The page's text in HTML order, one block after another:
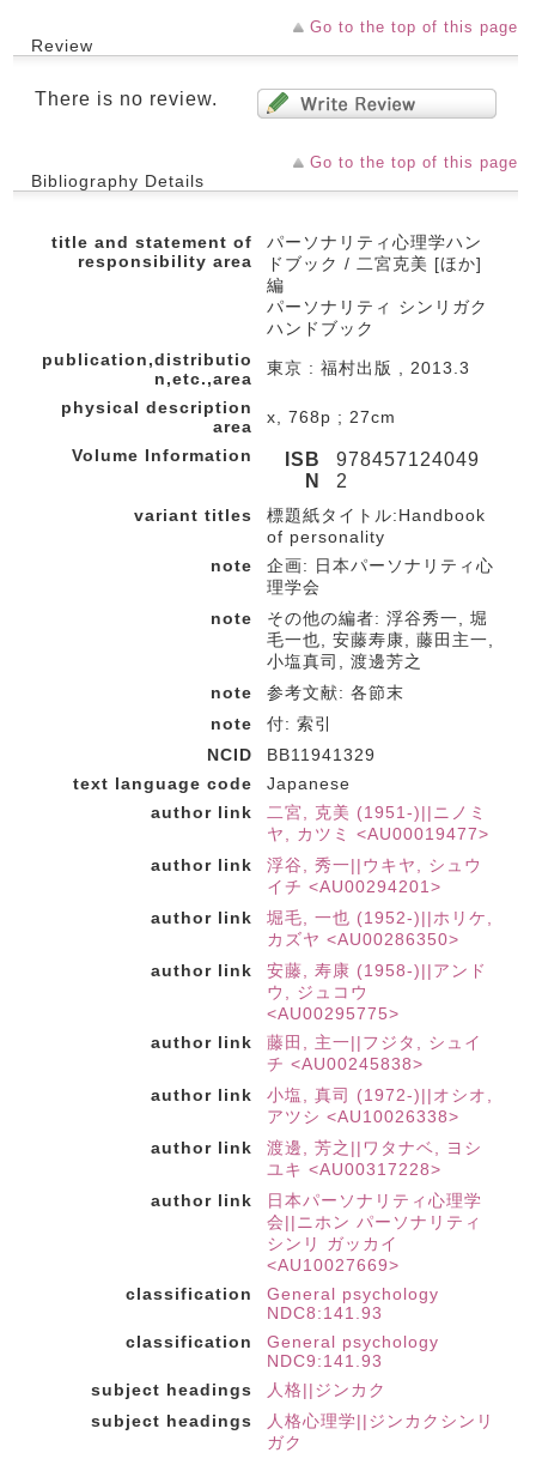
Go to the top of this page
Review
There is no review.
Go to the top of this page
Bibliography Details
title and statement of
responsibility area
パーソナリティ心理学ハン
ドブック / 二宮克美 [ほか]
編
パーソナリティ シンリガク
ハンドブック
publication,distributio
n,etc.,area
東京 : 福村出版 , 2013.3
physical description
area
x, 768p ; 27cm
Volume Information
ISB
N
978457124049
2
variant titles
標題紙タイトル:Handbook
of personality
note
企画: 日本パーソナリティ心
理学会
note
その他の編者: 浮谷秀一, 堀
毛一也, 安藤寿康, 藤田主一,
小塩真司, 渡邊芳之
note
参考文献: 各節末
note
付: 索引
NCID
BB11941329
text language code
Japanese
author link
二宮, 克美 (1951-)||ニノミ
ヤ, カツミ <AU00019477>
author link
浮谷, 秀一||ウキヤ, シュウ
イチ <AU00294201>
author link
堀毛, 一也 (1952-)||ホリケ,
カズヤ <AU00286350>
author link
安藤, 寿康 (1958-)||アンド
ウ, ジュコウ
<AU00295775>
author link
藤田, 主一||フジタ, シュイ
チ <AU00245838>
author link
小塩, 真司 (1972-)||オシオ,
アツシ <AU10026338>
author link
渡邊, 芳之||ワタナベ, ヨシ
ユキ <AU00317228>
author link
日本パーソナリティ心理学
会||ニホン パーソナリティ
シンリ ガッカイ
<AU10027669>
classification
General psychology
NDC8:141.93
classification
General psychology
NDC9:141.93
subject headings
人格||ジンカク
subject headings
人格心理学||ジンカクシンリ
ガク